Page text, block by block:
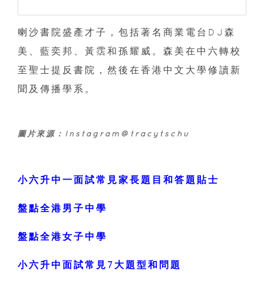
喇沙書院盛產才子，包括著名商業電台DJ森
美、藍奕邦、黃霑和孫耀威。森美在中六轉校
至聖士提反書院，然後在香港中文大學修讀新
聞及傳播學系。
圖片來源：Instagram@tracytschu
小六升中一面試常見家長題目和答題貼士
盤點全港男子中學
盤點全港女子中學
小六升中面試常見7大題型和問題